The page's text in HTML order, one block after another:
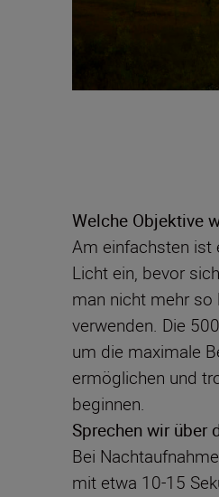
Welche Objektive
Am einfachsten ist
Licht ein, bevor
man nicht mehr so
verwenden. Die
um die maximale
ermöglichen und
beginnen.
Sprechen wir über
Bei
mit etwa 10-15